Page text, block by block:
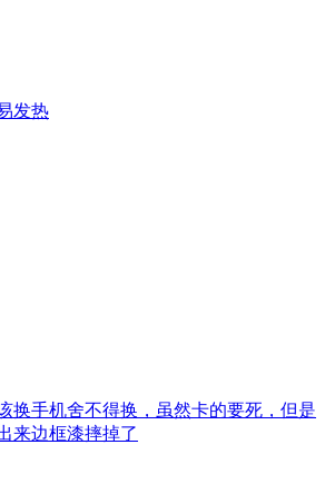
发热
换手机舍不得换，虽然卡的要死，但是
来边框漆摔掉了